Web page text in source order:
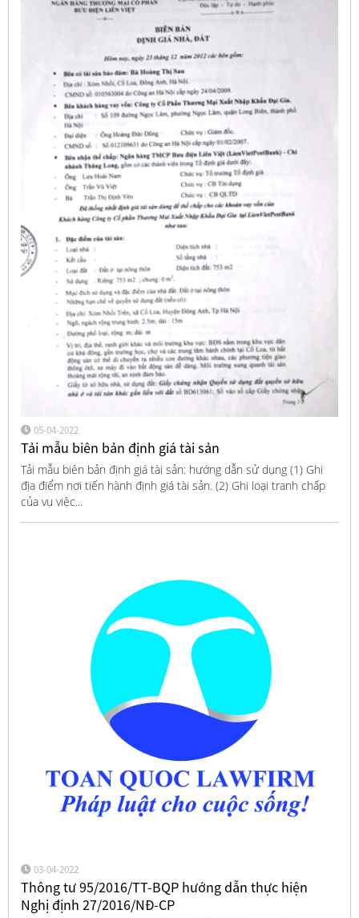
05-04-2022
Tải mẫu biên bản định giá tài sản
Tải mẫu biên bản định giá tài sản: hướng dẫn sử dụng (1) Ghi
địa điểm nơi tiến hành định giá tài sản. (2) Ghi loại tranh chấp
của vụ việc...
03-04-2022
Thông tư 95/2016/TT-BQP hướng dẫn thực hiện
Nghị định 27/2016/NĐ-CP